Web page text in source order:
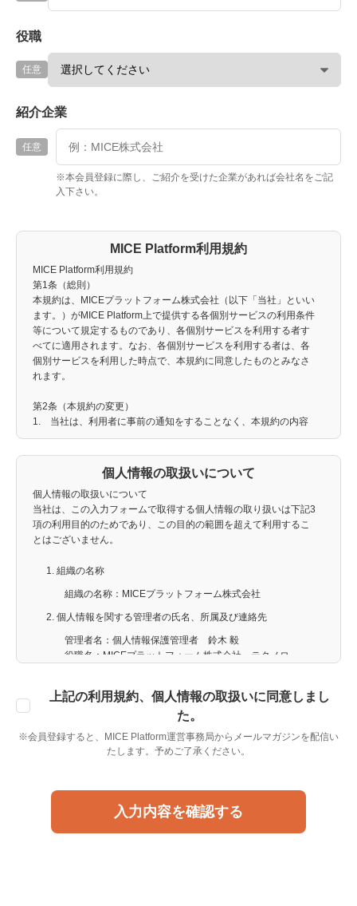
役職
任意
紹介企業
任意
※本会員登録に際し、ご紹介を受けた企業があれば会社名をご記
入下さい。
MICE Platform利用規約
MICE Platform利用規約
第1条（総則）
本規約は、MICEプラットフォーム株式会社（以下「当社」といい
ます。）がMICE Platform上で提供する各個別サービスの利用条件
等について規定するものであり、各個別サービスを利用する者す
べてに適用されます。なお、各個別サービスを利用する者は、各
個別サービスを利用した時点で、本規約に同意したものとみなさ
れます。
第2条（本規約の変更）
1. 当社は、利用者に事前の通知をすることなく、本規約の内容
の全部又は一部を変更することができるものとします。
ホームページ上又は各個別サービス上で公表するものとし、公表
時から、変更後の規約の効力が生じるものとします。
3. 利用者は、公表後に各個別サービスを利用した場合又は公表
後1か月以内に利用者登録の取消申請を行わなかった場合、変更後
の規約の内容に同意したものとみなされます。
4. 当社は、本規約の変更により利用者に生じた損害について、
第3条（定義）
⑴ 「利用者」とは、当社所定の手続きに従い、本規約及び当社
が別途定める規定に同意の上、各個別サービスの利用申込みをし
た者で、かつ、当社がそれを認めて利用者登録した者をいいま
す。
で提供する会場予約サービス、「MICE Casting」の名称で提供す
るキャスティング予約サービス、「MICE Staffing」の名称で提供
するスタッフィング予約サービス、「MICE Joy」の名称で提供す
るSaaS型イベントプロジェクト管理サービスその他当社がMICE
Platform上で提供する各種サービスをいいます。
何を問わず、各個別サービスに関連して当社及び利用者との間で
締結される契約をいいます。
個人情報の取扱いについて
個人情報の取扱いについて
当社は、この入力フォームで取得する個人情報の取り扱いは下記3
項の利用目的のためであり、この目的の範囲を超えて利用するこ
とはございません。
組織の名称
組織の名称：MICEプラットフォーム株式会社
個人情報を関する管理者の氏名、所属及び連絡先
管理者名：個人情報保護管理者 鈴木 毅
役職名：MICEプラットフォーム株式会社 テクノロ
platform.com
当社の会員登録のお客様の個人情報は、会員登録業
当社配信のメールマガジンを希望される方の個人情
報は、メールマガジンを送信するため
上記の利用規約、個人情報の取扱いに同意しまし
た。
※会員登録すると、MICE Platform運営事務局からメールマガジンを配信い
たします。予めご了承ください。
入力内容を確認する